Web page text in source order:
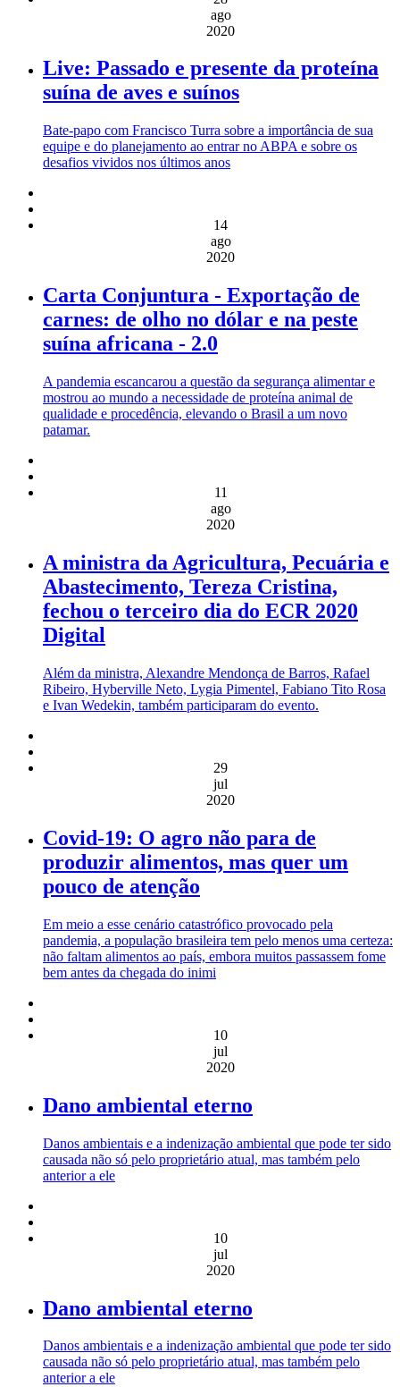
ago
2020
Live: Passado e presente da proteína
suína de aves e suínos
Bate-papo com Francisco Turra sobre a importância de sua
equipe e do planejamento ao entrar no ABPA e sobre os
desafios vividos nos últimos anos
14
ago
2020
Carta Conjuntura - Exportação de
carnes: de olho no dólar e na peste
suína africana - 2.0
A pandemia escancarou a questão da segurança alimentar e
mostrou ao mundo a necessidade de proteína animal de
qualidade e procedência, elevando o Brasil a um novo
patamar.
11
ago
2020
A ministra da Agricultura, Pecuária e
Abastecimento, Tereza Cristina,
fechou o terceiro dia do ECR 2020
Digital
Além da ministra, Alexandre Mendonça de Barros, Rafael
Ribeiro, Hyberville Neto, Lygia Pimentel, Fabiano Tito Rosa
e Ivan Wedekin, também participaram do evento.
29
jul
2020
Covid-19: O agro não para de
produzir alimentos, mas quer um
pouco de atenção
Em meio a esse cenário catastrófico provocado pela
pandemia, a população brasileira tem pelo menos uma certeza:
não faltam alimentos ao país, embora muitos passassem fome
bem antes da chegada do inimi
10
jul
2020
Dano ambiental eterno
Danos ambientais e a indenização ambiental que pode ter sido
causada não só pelo proprietário atual, mas também pelo
anterior a ele
10
jul
2020
Dano ambiental eterno
Danos ambientais e a indenização ambiental que pode ter sido
causada não só pelo proprietário atual, mas também pelo
anterior a ele